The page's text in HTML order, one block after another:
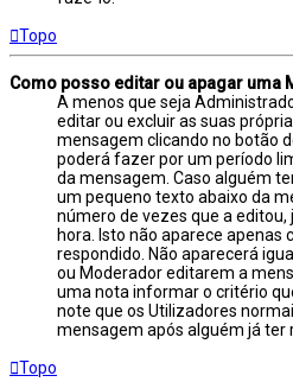
Topo
Como posso editar ou apagar uma
A menos que seja
editar ou excluir as suas
mensagem clicando no botão
poderá fazer por um período
da mensagem. Caso alguém
um pequeno texto abaixo da
número de vezes que a
hora. Isto não aparece apenas
respondido. Não aparecerá
ou Moderador editarem a
uma nota informar o critério
note que os Utilizadores
mensagem após alguém já ter
Topo